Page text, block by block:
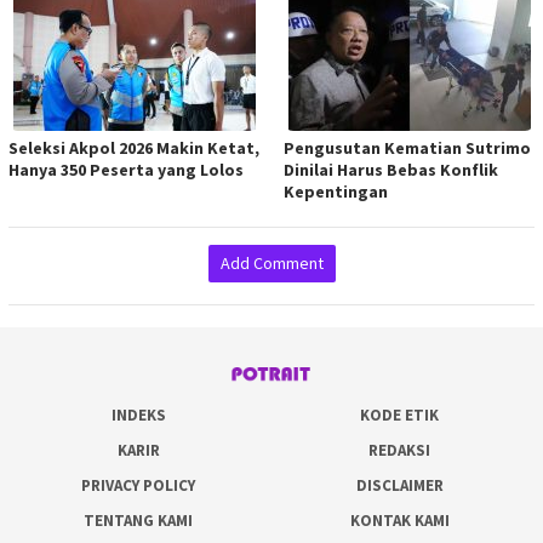
Seleksi Akpol 2026 Makin Ketat,
Hanya 350 Peserta yang Lolos
Pengusutan Kematian Sutrimo
Dinilai Harus Bebas Konflik
Kepentingan
Add Comment
INDEKS
KODE ETIK
KARIR
REDAKSI
PRIVACY POLICY
DISCLAIMER
TENTANG KAMI
KONTAK KAMI